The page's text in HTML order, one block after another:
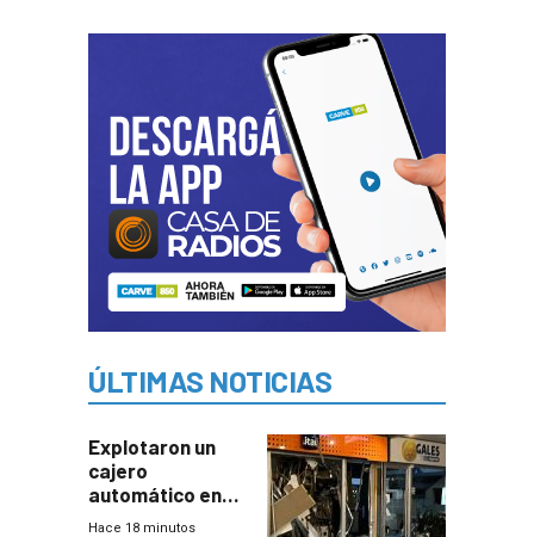
ÚLTIMAS NOTICIAS
Explotaron un
cajero
automático en
Parque Miramar;
Hace 18 minutos